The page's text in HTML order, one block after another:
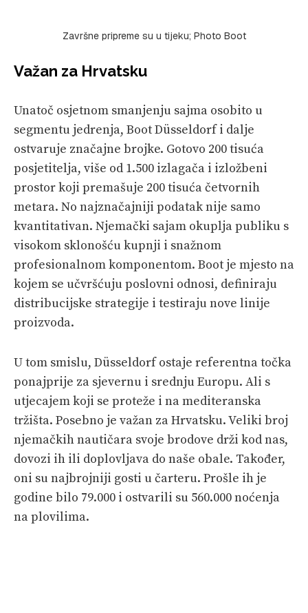
Završne pripreme su u tijeku; Photo Boot
Važan za Hrvatsku
Unatoč osjetnom smanjenju sajma osobito u
segmentu jedrenja, Boot Düsseldorf i dalje
ostvaruje značajne brojke. Gotovo 200 tisuća
posjetitelja, više od 1.500 izlagača i izložbeni
prostor koji premašuje 200 tisuća četvornih
metara. No najznačajniji podatak nije samo
kvantitativan. Njemački sajam okuplja publiku s
visokom sklonošću kupnji i snažnom
profesionalnom komponentom. Boot je mjesto na
kojem se učvršćuju poslovni odnosi, definiraju
distribucijske strategije i testiraju nove linije
proizvoda.
U tom smislu, Düsseldorf ostaje referentna točka
ponajprije za sjevernu i srednju Europu. Ali s
utjecajem koji se proteže i na mediteranska
tržišta. Posebno je važan za Hrvatsku. Veliki broj
njemačkih nautičara svoje brodove drži kod nas,
dovozi ih ili doplovljava do naše obale. Također,
oni su najbrojniji gosti u čarteru. Prošle ih je
godine bilo 79.000 i ostvarili su 560.000 noćenja
na plovilima.